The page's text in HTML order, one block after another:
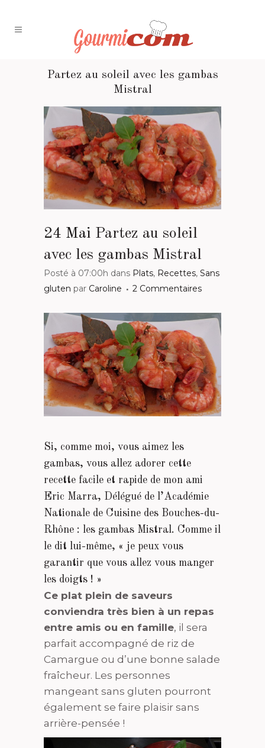
Partez au soleil avec les gambas
Mistral
24 Mai Partez au soleil
avec les gambas Mistral
Posté à 07:00h dans Plats, Recettes, Sans
gluten par Caroline 2 Commentaires
Si, comme moi, vous aimez les
gambas, vous allez adorer cette
recette facile et rapide de mon ami
Eric Marra, Délégué de l’Académie
Nationale de Cuisine des Bouches-du-
Rhône : les gambas Mistral. Comme il
le dit lui-même, « je peux vous
garantir que vous allez vous manger
les doigts ! »
Ce plat plein de saveurs
conviendra très bien à un repas
entre amis ou en famille, il sera
parfait accompagné de riz de
Camargue ou d’une bonne salade
fraîcheur. Les personnes
mangeant sans gluten pourront
également se faire plaisir sans
arrière-pensée !